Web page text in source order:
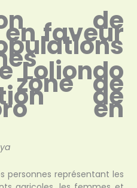
de
faveur
Loliondo
de
de
en
personnes représentant les